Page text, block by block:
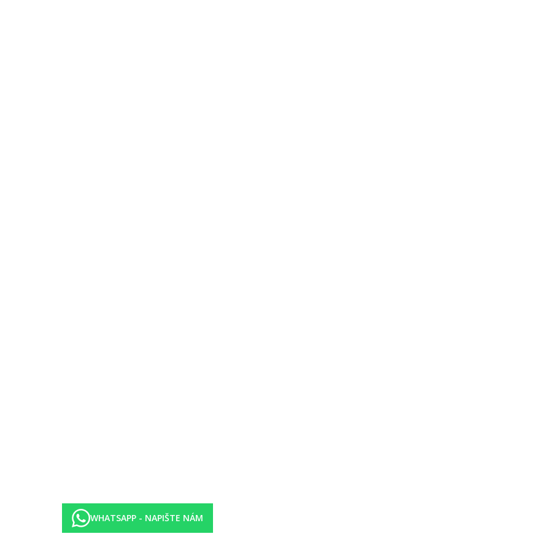
v sesterském hotelu Kipriotis Aqualand (2x za pobyt možná návštěva zdarma, jinak za poplatek)
10 EUR/ks)
hotelech Kipriotis Panorama Hotel a Kipriotis Village
WHATSAPP - NAPIŠTE NÁM